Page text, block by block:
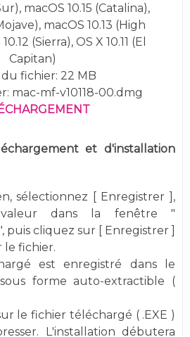
macOS 10.15 (Catalina),
macOS 10.13 (High
(Sierra), OS X 10.11 (El
Capitan)
fichier: 22 MB
mac-mf-v10118-00.dmg
et d'installation
sélectionnez [ Enregistrer ],
dans la fenêtre "
puis cliquez sur [ Enregistrer ]
fichier.
est enregistré dans le
forme auto-extractible (
le fichier téléchargé ( .EXE )
L'installation débutera